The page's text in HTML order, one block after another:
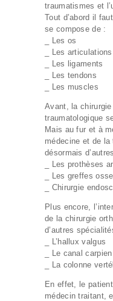
traumatismes et
Tout d’abord il
se compose de :
_ Les os
_ Les articulations
_ Les ligaments
_ Les tendons
_ Les muscles
Avant, la
traumatologique
Mais au fur et à
médecine et de
désormais
_ Les prothèses
_ Les greffes
_ Chirurgie
Plus encore,
de la chirurgie
d’autres
L’hallux valgus
_ Le canal carpien
_ La colonne
En effet, le
médecin traitant,